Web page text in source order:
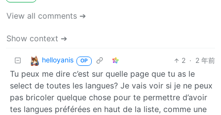
View all comments ➔
Show context ➔
helloyanis OP 2 · 2 年前
Tu peux me dire c’est sur quelle page que tu as le
select de toutes les langues? Je vais voir si je ne peux
pas bricoler quelque chose pour te permettre d’avoir
tes langues préférées en haut de la liste, comme une